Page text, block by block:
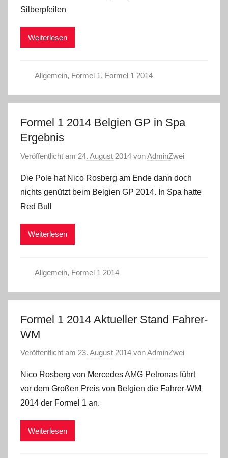
Silberpfeilen
Weiterlesen
Allgemein, Formel 1, Formel 1 2014
Formel 1 2014 Belgien GP in Spa
Ergebnis
Veröffentlicht am 24. August 2014 vonAdminZwei
Die Pole hat Nico Rosberg am Ende dann doch
nichts genützt beim Belgien GP 2014. In Spa hatte
Red Bull
Weiterlesen
Allgemein, Formel 1 2014
Formel 1 2014 Aktueller Stand Fahrer-
WM
Veröffentlicht am 23. August 2014 vonAdminZwei
Nico Rosberg von Mercedes AMG Petronas führt
vor dem Großen Preis von Belgien die Fahrer-WM
2014 der Formel 1 an.
Weiterlesen